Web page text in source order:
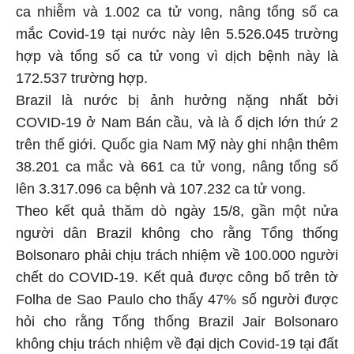
ca nhiễm và 1.002 ca tử vong, nâng tổng số ca
mắc Covid-19 tại nước này lên 5.526.045 trường
hợp và tổng số ca tử vong vì dịch bệnh này là
172.537 trường hợp.
Brazil là nước bị ảnh hưởng nặng nhất bởi
COVID-19 ở Nam Bán cầu, và là ổ dịch lớn thứ 2
trên thế giới. Quốc gia Nam Mỹ này ghi nhận thêm
38.201 ca mắc và 661 ca tử vong, nâng tổng số
lên 3.317.096 ca bệnh và 107.232 ca tử vong.
Theo kết quả thăm dò ngày 15/8, gần một nửa
người dân Brazil không cho rằng Tổng thống
Bolsonaro phải chịu trách nhiệm về 100.000 người
chết do COVID-19. Kết quả được công bố trên tờ
Folha de Sao Paulo cho thấy 47% số người được
hỏi cho rằng Tổng thống Brazil Jair Bolsonaro
không chịu trách nhiệm về đại dịch Covid-19 tại đất